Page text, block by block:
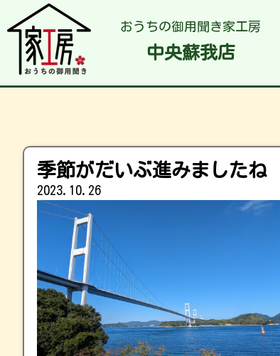
おうちの御用聞き家工房
中央蘇我店
季節がだいぶ進みましたね
2023.10.26